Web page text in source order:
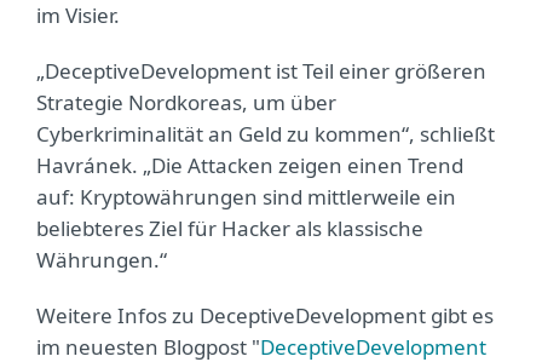
im Visier.
„DeceptiveDevelopment ist Teil einer größeren
Strategie Nordkoreas, um über
Cyberkriminalität an Geld zu kommen“, schließt
Havránek. „Die Attacken zeigen einen Trend
auf: Kryptowährungen sind mittlerweile ein
beliebteres Ziel für Hacker als klassische
Währungen.“
Weitere Infos zu DeceptiveDevelopment gibt es
im neuesten Blogpost "DeceptiveDevelopment